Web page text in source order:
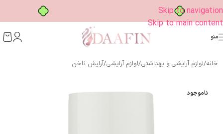
خرید قسطی با ترب‌پیSkip to navigation
Skip to main content
منو
خانه/لوازم آرایشی و بهداشتی/لوازم آرایشی/آرایش ناخن
ناموجود